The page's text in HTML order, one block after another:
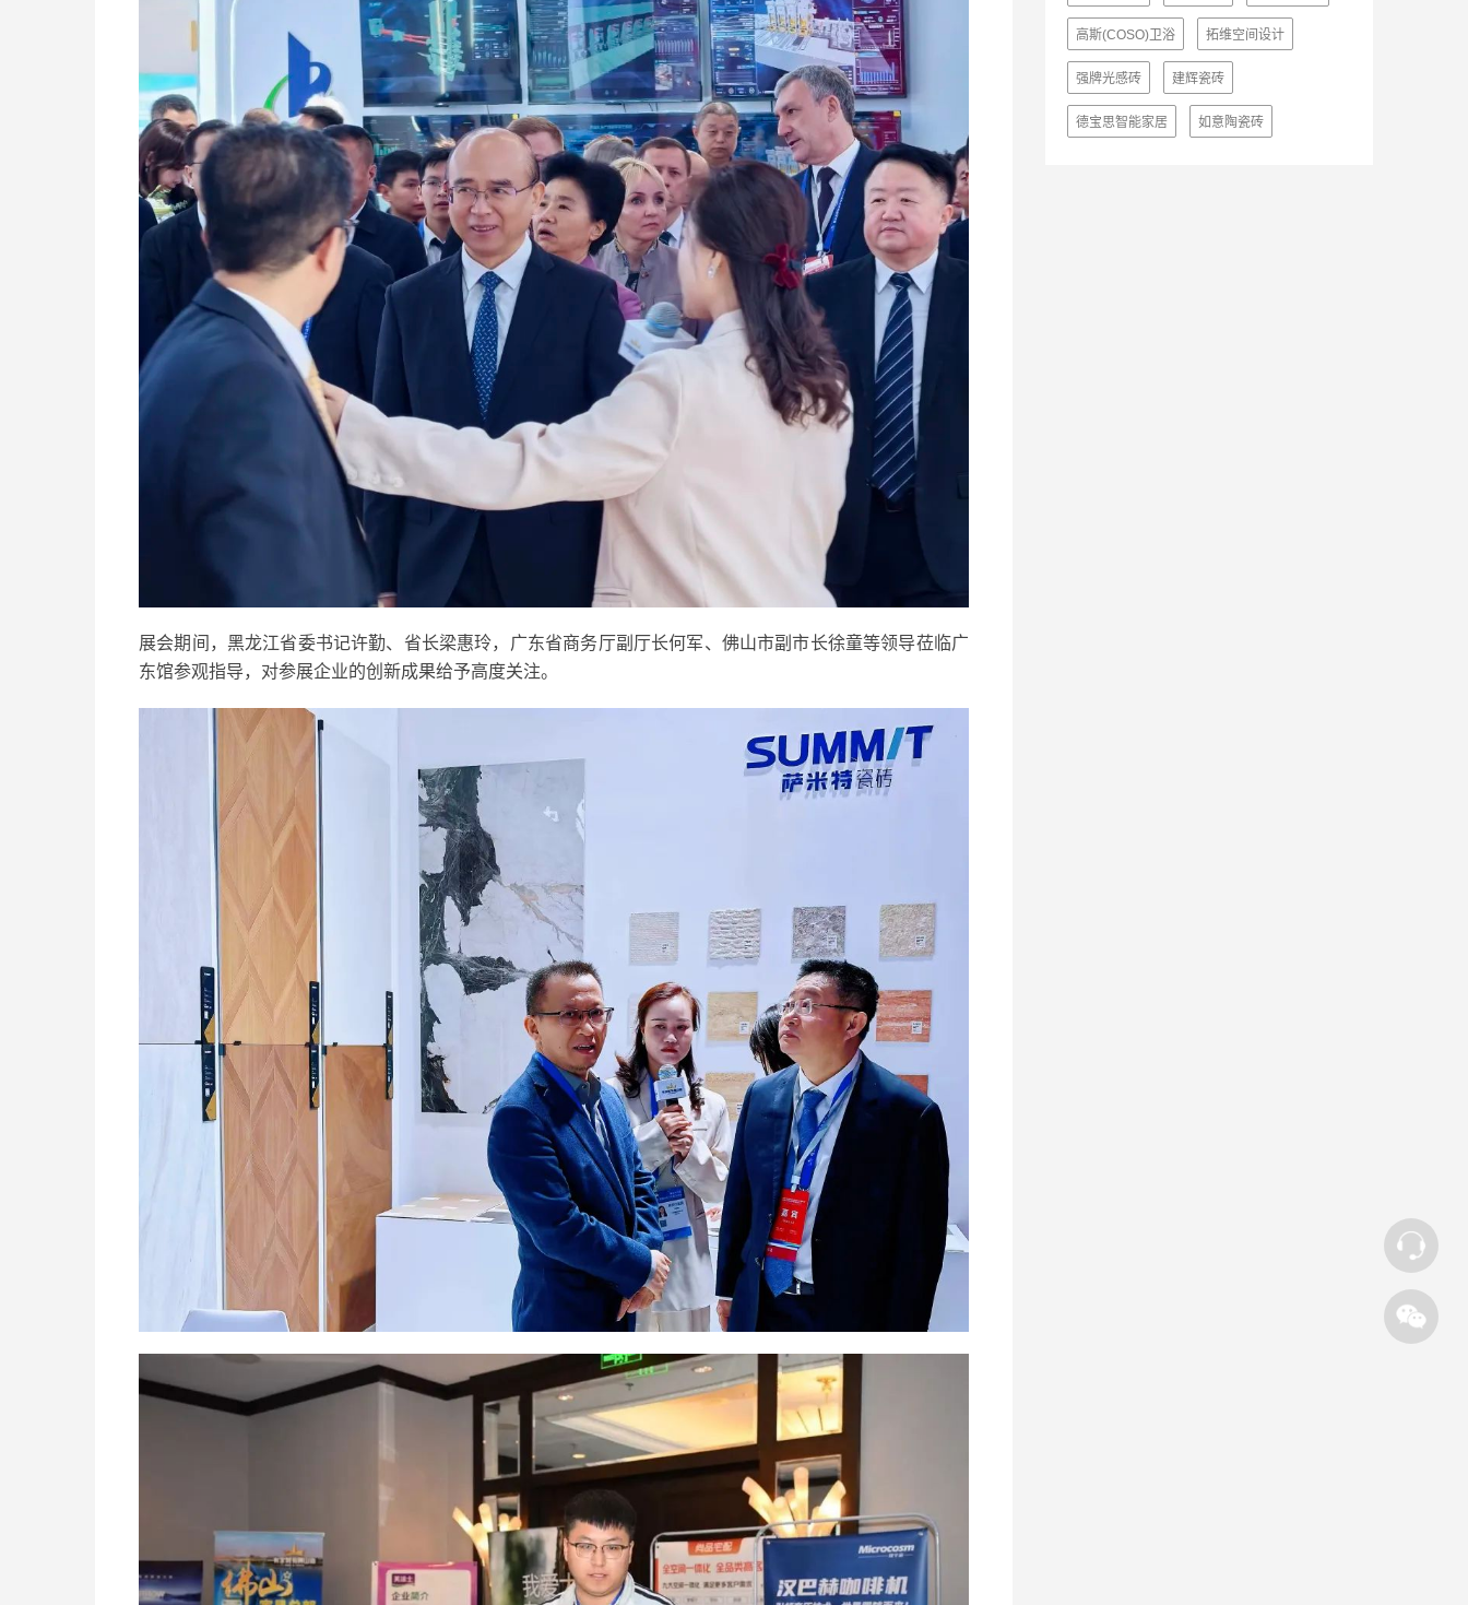
展会期间，黑龙江省委书记许勤、省长梁惠玲，广东省商务厅副厅长何军、佛山市副市长徐童等领导莅临广
东馆参观指导，对参展企业的创新成果给予高度关注。
高斯(COSO)卫浴 拓维空间设计
强牌光感砖 建辉瓷砖
德宝思智能家居 如意陶瓷砖